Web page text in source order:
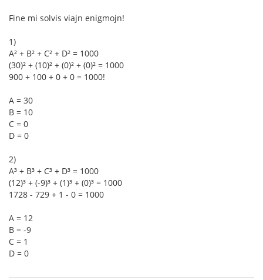
Fine mi solvis viajn enigmojn!
1)
A² + B² + C² + D² = 1000
(30)² + (10)² + (0)² + (0)² = 1000
900 + 100 + 0 + 0 = 1000!
A = 30
B = 10
C = 0
D = 0
2)
A³ + B³ + C³ + D³ = 1000
(12)³ + (-9)³ + (1)³ + (0)³ = 1000
1728 - 729 + 1 - 0 = 1000
A = 12
B = -9
C = 1
D = 0